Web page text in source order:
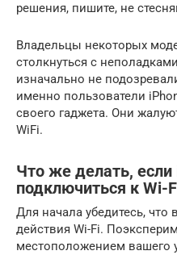
решения, пишите, не
Владельцы некоторых
столкнуться с
изначально не
именно пользователи
своего гаджета. Они
WiFi.
Что же делать, если
подключиться к Wi-
Для начала убедитесь, что
действия Wi-Fi.
местоположением вашего